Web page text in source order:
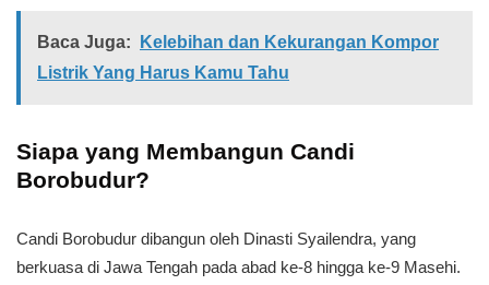
Baca Juga:
Kelebihan dan Kekurangan Kompor
Listrik Yang Harus Kamu Tahu
Siapa yang Membangun Candi
Borobudur?
Candi Borobudur dibangun oleh Dinasti Syailendra, yang
berkuasa di Jawa Tengah pada abad ke-8 hingga ke-9 Masehi.